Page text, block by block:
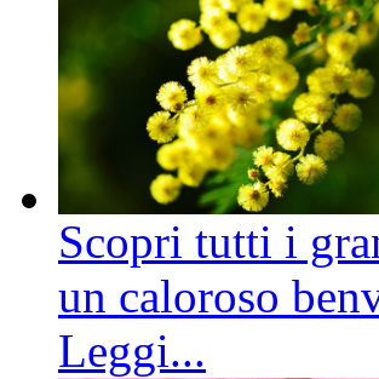
Scopri tutti i
un caloroso
Leggi...